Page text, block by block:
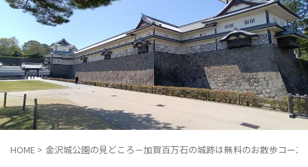
HOME > 金沢城公園の見どころ－加賀百万石の城跡は無料のお散歩コース